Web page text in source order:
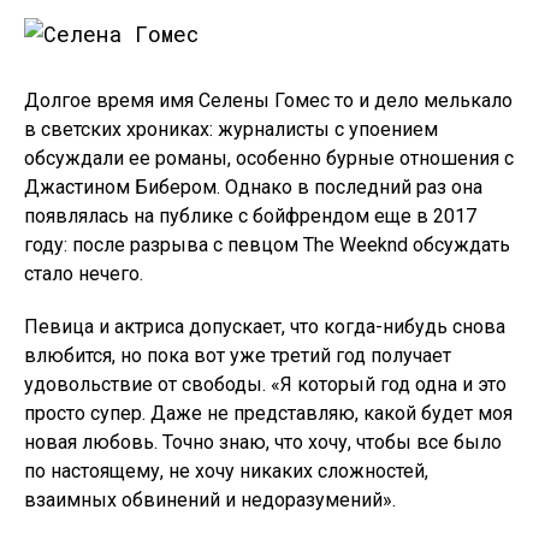
Долгое время имя Селены Гомес то и дело мелькало
в светских хрониках: журналисты с упоением
обсуждали ее романы, особенно бурные отношения с
Джастином Бибером. Однако в последний раз она
появлялась на публике с бойфрендом еще в 2017
году: после разрыва с певцом The Weeknd обсуждать
стало нечего.
Певица и актриса допускает, что когда-нибудь снова
влюбится, но пока вот уже третий год получает
удовольствие от свободы. «Я который год одна и это
просто супер. Даже не представляю, какой будет моя
новая любовь. Точно знаю, что хочу, чтобы все было
по настоящему, не хочу никаких сложностей,
взаимных обвинений и недоразумений».